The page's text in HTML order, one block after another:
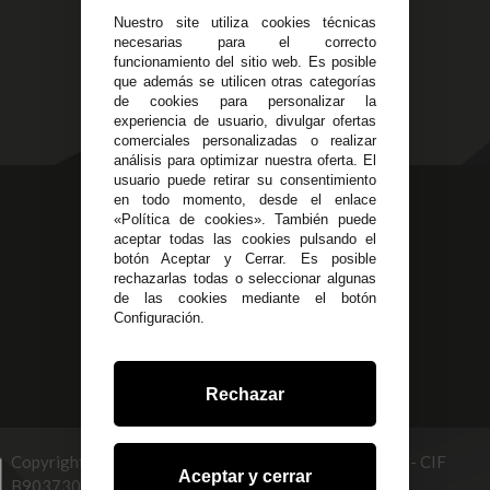
Alzira - Valencia
C/ Esplugues, 135
Política de Privacidad
Pago Seguro
Terminos y
Condiciones Generales
Políticas de Cookies
623 23 31 98
Atendemos Whatsapp
955 44 45 43/955 44 45 44
info@steielectronica.com
Avenida Plaza de Toros,
Local 3 Écija (Sevilla)
Copyright © 2026 STEI GLOBAL MULTISERVICES, S.L - CIF
Nuestro site utiliza cookies técnicas
necesarias para el correcto
funcionamiento del sitio web. Es posible
que además se utilicen otras categorías
de cookies para personalizar la
experiencia de usuario, divulgar ofertas
comerciales personalizadas o realizar
análisis para optimizar nuestra oferta. El
usuario puede retirar su consentimiento
en todo momento, desde el enlace
«Política de cookies». También puede
aceptar todas las cookies pulsando el
botón Aceptar y Cerrar. Es posible
rechazarlas todas o seleccionar algunas
de las cookies mediante el botón
Configuración.
Rechazar
Aceptar y cerrar